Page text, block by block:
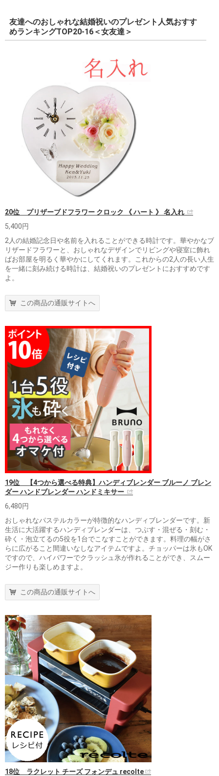
友達へのおしゃれな結婚祝いのプレゼント人気おすす
めランキングTOP20-16＜女友達＞
20位 プリザーブドフラワー クロック 《 ハート 》 名入れ
5,400円
2人の結婚記念日や名前を入れることができる時計です。華やかなブ
リザードフラワーと、おしゃれなデザインでリビングや寝室に飾れ
ばお部屋を明るく華やかにしてくれます。これからの2人の長い人生
を一緒に刻み続ける時計は、結婚祝いのプレゼントにおすすめです
よ。
この商品の通販サイトへ
19位 【4つから選べる特典】ハンディブレンダー ブルーノ ブレン
ダー ハンドブレンダー ハンドミキサー
6,480円
おしゃれなパステルカラーが特徴的なハンディブレンダーです。新
生活に大活躍するハンディブレンダーは、つぶす・混ぜる・刻む・
砕く・泡立てるの5役を1台でこなすことができます。料理の幅がさ
らに広がること間違いなしなアイテムですよ。チョッパーは氷もOK
ですので、ハイパワーでクラッシュ氷が作れることができ、スムー
ジー作りも楽しめますよ。
この商品の通販サイトへ
18位 ラクレット チーズ フォンデュ recolte